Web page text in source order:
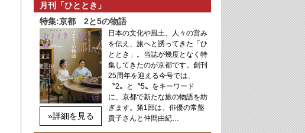
月刊「ひととき」
特集:京都 2と5の物語
»詳細を見る
日本の文化や風土、人々の営み
を伝え、旅へと誘ってきた「ひ
ととき」。当誌が幾度となく特
集してきたのが京都です。創刊
25周年を迎える今号では、
〝2〟と〝5〟をキーワード
に、京都で新たな旅の物語を紡
ぎます。第1部は、俳優の常盤
貴子さんと仲間由紀…